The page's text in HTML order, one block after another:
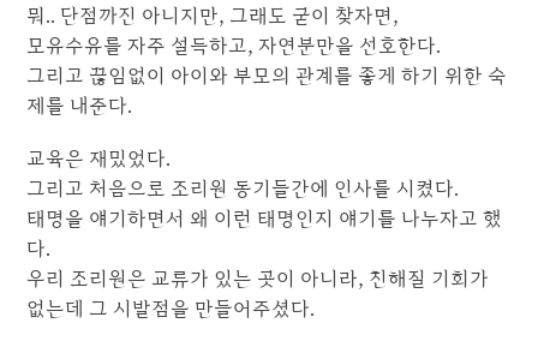
뭐.. 단점까진 아니지만, 그래도 굳이 찾자면,
모유수유를 자주 설득하고, 자연분만을 선호한다.
그리고 끊임없이 아이와 부모의 관계를 좋게 하기 위한 숙
제를 내준다.
교육은 재밌었다.
그리고 처음으로 조리원 동기들간에 인사를 시켰다.
태명을 얘기하면서 왜 이런 태명인지 얘기를 나누자고 했
다.
우리 조리원은 교류가 있는 곳이 아니라, 친해질 기회가
없는데 그 시발점을 만들어주셨다.